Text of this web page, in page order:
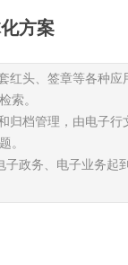
方案
头、签章等各种
索。
档管理，由电子
。
政务、电子业务起